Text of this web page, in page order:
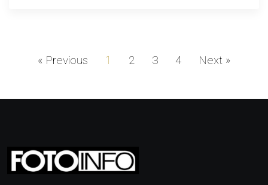
« Previous 1 2 3 4 Next »